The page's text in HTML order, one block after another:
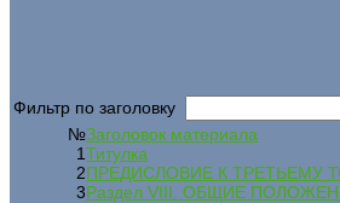
Фильтр по заголовку
№Заголовок материала
1Титулка
2ПРЕДИСЛОВИЕ К ТРЕТЬЕМУ
3Раздел VIII. ОБЩИЕ